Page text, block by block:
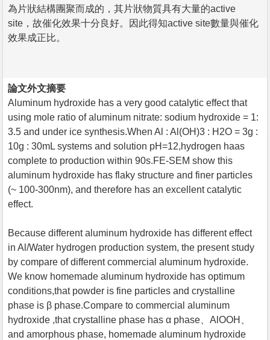
為片狀結構團聚而成的，其片狀物質具有大量的active
site，故催化效果十分良好。因此得知active site數量與催化
效果成正比。
論文外文摘要
Aluminum hydroxide has a very good catalytic effect that
using mole ratio of aluminum nitrate: sodium hydroxide = 1:
3.5 and under ice synthesis.When Al : Al(OH)3 : H2O = 3g :
10g : 30mL systems and solution pH=12,hydrogen haas
complete to production within 90s.FE-SEM show this
aluminum hydroxide has flaky structure and finer particles
(~ 100-300nm), and therefore has an excellent catalytic
effect.
Because different aluminum hydroxide has different effect
in Al/Water hydrogen production system, the present study
by compare of different commercial aluminum hydroxide.
We know homemade aluminum hydroxide has optimum
conditions,that powder is fine particles and crystalline
phase is β phase.Compare to commercial aluminum
hydroxide ,that crystalline phase has α phase、AlOOH、
and amorphous phase, homemade aluminum hydroxide